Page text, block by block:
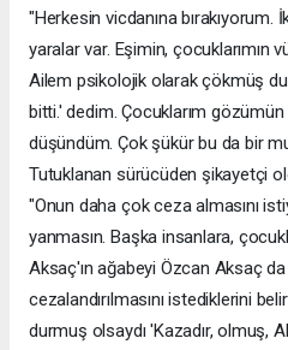
"Herkesin vicdanına bırakıyorum.
yaralar var. Eşimin, çocuklarımın
Ailem psikolojik olarak çökmüş
bitti.' dedim. Çocuklarım gözümün
düşündüm. Çok şükür bu da bir
Tutuklanan sürücüden şikayetçi
"Onun daha çok ceza almasını
yanmasın. Başka insanlara,
Aksaç'ın ağabeyi Özcan Aksaç da
cezalandırılmasını istediklerini
durmuş olsaydı 'Kazadır, olmuş,